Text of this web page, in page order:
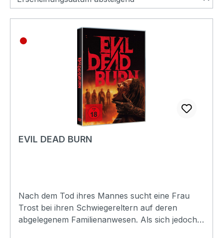
EVIL DEAD BURN
Nach dem Tod ihres Mannes sucht eine Frau
Trost bei ihren Schwiegereltern auf deren
abgelegenem Familienanwesen. Als sich jedoch